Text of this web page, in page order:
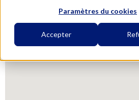
Paramètres du cookies
Accepter